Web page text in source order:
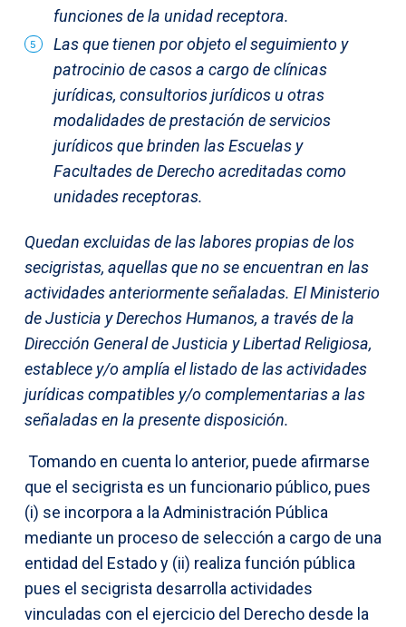
funciones de la unidad receptora.
Las que tienen por objeto el seguimiento y
patrocinio de casos a cargo de clínicas
jurídicas, consultorios jurídicos u otras
modalidades de prestación de servicios
jurídicos que brinden las Escuelas y
Facultades de Derecho acreditadas como
unidades receptoras.
Quedan excluidas de las labores propias de los
secigristas, aquellas que no se encuentran en las
actividades anteriormente señaladas. El Ministerio
de Justicia y Derechos Humanos, a través de la
Dirección General de Justicia y Libertad Religiosa,
establece y/o amplía el listado de las actividades
jurídicas compatibles y/o complementarias a las
señaladas en la presente disposición.
Tomando en cuenta lo anterior, puede afirmarse
que el secigrista es un funcionario público, pues
(i) se incorpora a la Administración Pública
mediante un proceso de selección a cargo de una
entidad del Estado y (ii) realiza función pública
pues el secigrista desarrolla actividades
vinculadas con el ejercicio del Derecho desde la